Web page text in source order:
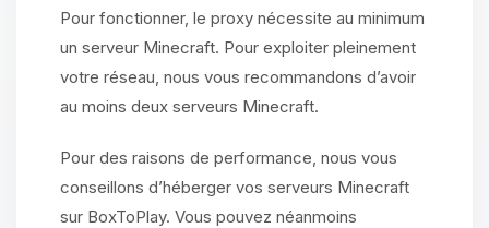
Pour fonctionner, le proxy nécessite au minimum
un serveur Minecraft. Pour exploiter pleinement
votre réseau, nous vous recommandons d’avoir
au moins deux serveurs Minecraft.
Pour des raisons de performance, nous vous
conseillons d’héberger vos serveurs Minecraft
sur BoxToPlay. Vous pouvez néanmoins